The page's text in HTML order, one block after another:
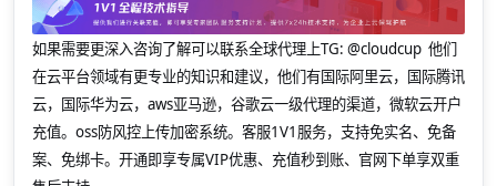
如果需要更深入咨询了解可以联系全球代理上TG: @cloudcup 他们
在云平台领域有更专业的知识和建议，他们有国际阿里云，国际腾讯
云，国际华为云，aws亚马逊，谷歌云一级代理的渠道，微软云开户
充值。oss防风控上传加密系统。客服1V1服务，支持免实名、免备
案、免绑卡。开通即享专属VIP优惠、充值秒到账、官网下单享双重